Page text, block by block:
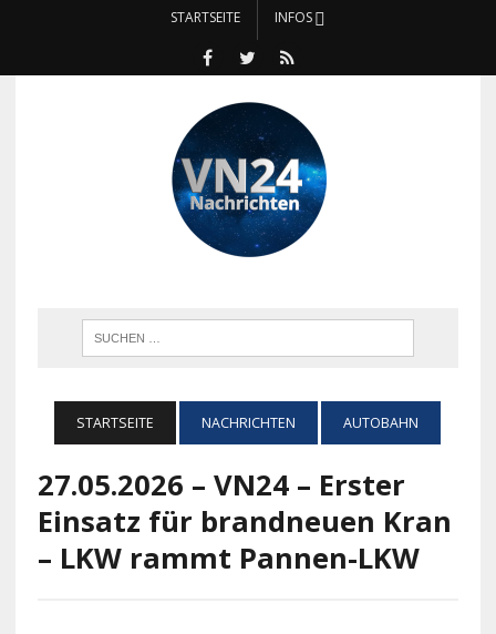
STARTSEITE INFOS
STARTSEITE NACHRICHTEN AUTOBAHN
27.05.2026 – VN24 – Erster
Einsatz für brandneuen Kran
– LKW rammt Pannen-LKW